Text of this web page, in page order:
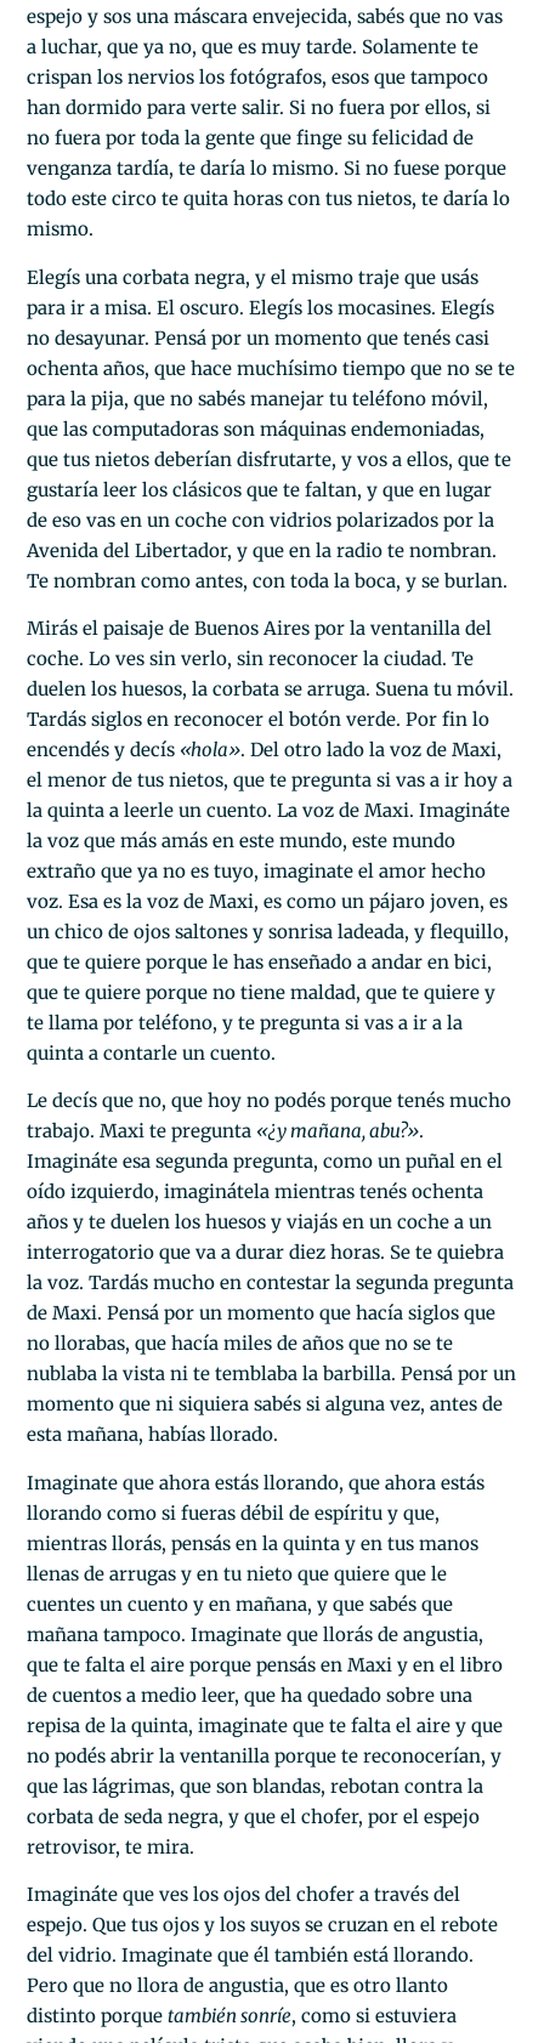
espejo y sos una máscara envejecida, sabés que no vas
a luchar, que ya no, que es muy tarde. Solamente te
crispan los nervios los fotógrafos, esos que tampoco
han dormido para verte salir. Si no fuera por ellos, si
no fuera por toda la gente que finge su felicidad de
venganza tardía, te daría lo mismo. Si no fuese porque
todo este circo te quita horas con tus nietos, te daría lo
mismo.
Elegís una corbata negra, y el mismo traje que usás
para ir a misa. El oscuro. Elegís los mocasines. Elegís
no desayunar. Pensá por un momento que tenés casi
ochenta años, que hace muchísimo tiempo que no se te
para la pija, que no sabés manejar tu teléfono móvil,
que las computadoras son máquinas endemoniadas,
que tus nietos deberían disfrutarte, y vos a ellos, que te
gustaría leer los clásicos que te faltan, y que en lugar
de eso vas en un coche con vidrios polarizados por la
Avenida del Libertador, y que en la radio te nombran.
Te nombran como antes, con toda la boca, y se burlan.
Mirás el paisaje de Buenos Aires por la ventanilla del
coche. Lo ves sin verlo, sin reconocer la ciudad. Te
duelen los huesos, la corbata se arruga. Suena tu móvil.
Tardás siglos en reconocer el botón verde. Por fin lo
encendés y decís «hola». Del otro lado la voz de Maxi,
el menor de tus nietos, que te pregunta si vas a ir hoy a
la quinta a leerle un cuento. La voz de Maxi. Imagináte
la voz que más amás en este mundo, este mundo
extraño que ya no es tuyo, imaginate el amor hecho
voz. Esa es la voz de Maxi, es como un pájaro joven, es
un chico de ojos saltones y sonrisa ladeada, y flequillo,
que te quiere porque le has enseñado a andar en bici,
que te quiere porque no tiene maldad, que te quiere y
te llama por teléfono, y te pregunta si vas a ir a la
quinta a contarle un cuento.
Le decís que no, que hoy no podés porque tenés mucho
trabajo. Maxi te pregunta «¿y mañana, abu?».
Imagináte esa segunda pregunta, como un puñal en el
oído izquierdo, imaginátela mientras tenés ochenta
años y te duelen los huesos y viajás en un coche a un
interrogatorio que va a durar diez horas. Se te quiebra
la voz. Tardás mucho en contestar la segunda pregunta
de Maxi. Pensá por un momento que hacía siglos que
no llorabas, que hacía miles de años que no se te
nublaba la vista ni te temblaba la barbilla. Pensá por un
momento que ni siquiera sabés si alguna vez, antes de
esta mañana, habías llorado.
Imaginate que ahora estás llorando, que ahora estás
llorando como si fueras débil de espíritu y que,
mientras llorás, pensás en la quinta y en tus manos
llenas de arrugas y en tu nieto que quiere que le
cuentes un cuento y en mañana, y que sabés que
mañana tampoco. Imaginate que llorás de angustia,
que te falta el aire porque pensás en Maxi y en el libro
de cuentos a medio leer, que ha quedado sobre una
repisa de la quinta, imaginate que te falta el aire y que
no podés abrir la ventanilla porque te reconocerían, y
que las lágrimas, que son blandas, rebotan contra la
corbata de seda negra, y que el chofer, por el espejo
retrovisor, te mira.
Imagináte que ves los ojos del chofer a través del
espejo. Que tus ojos y los suyos se cruzan en el rebote
del vidrio. Imaginate que él también está llorando.
Pero que no llora de angustia, que es otro llanto
distinto porquetambién sonríe, como si estuviera